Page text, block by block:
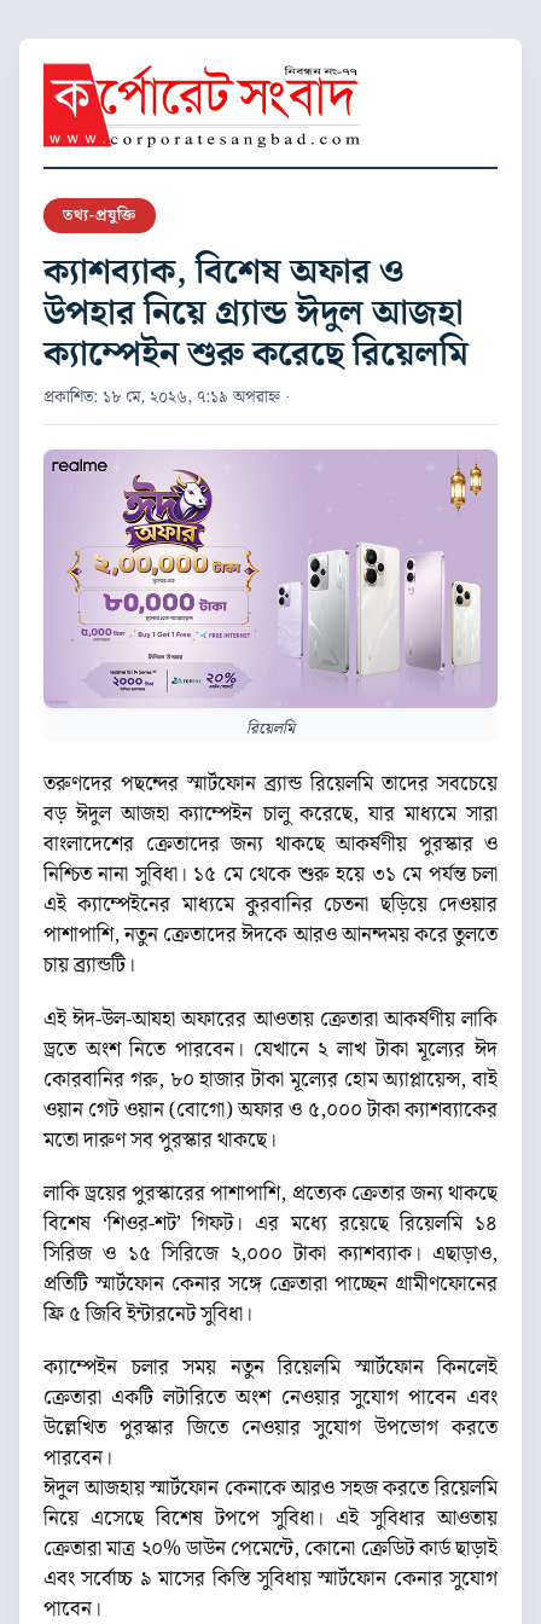
তথ্য-প্রযুক্তি
ক্যাশব্যাক, বিশেষ অফার ও
উপহার নিয়ে গ্র্যান্ড ঈদুল আজহা
ক্যাম্পেইন শুরু করেছে রিয়েলমি
প্রকাশিত: ১৮ মে, ২০২৬, ৭:১৯ অপরাহ্ন ·
রিয়েলমি
তরুণদের পছন্দের স্মার্টফোন ব্র্যান্ড রিয়েলমি তাদের সবচেয়ে
বড় ঈদুল আজহা ক্যাম্পেইন চালু করেছে, যার মাধ্যমে সারা
বাংলাদেশের ক্রেতাদের জন্য থাকছে আকর্ষণীয় পুরস্কার ও
নিশ্চিত নানা সুবিধা। ১৫ মে থেকে শুরু হয়ে ৩১ মে পর্যন্ত চলা
এই ক্যাম্পেইনের মাধ্যমে কুরবানির চেতনা ছড়িয়ে দেওয়ার
পাশাপাশি, নতুন ক্রেতাদের ঈদকে আরও আনন্দময় করে তুলতে
চায় ব্র্যান্ডটি।
এই ঈদ-উল-আযহা অফারের আওতায় ক্রেতারা আকর্ষণীয় লাকি
ড্রতে অংশ নিতে পারবেন। যেখানে ২ লাখ টাকা মূল্যের ঈদ
কোরবানির গরু, ৮০ হাজার টাকা মূল্যের হোম অ্যাপ্লায়েন্স, বাই
ওয়ান গেট ওয়ান (বোগো) অফার ও ৫,০০০ টাকা ক্যাশব্যাকের
মতো দারুণ সব পুরস্কার থাকছে।
লাকি ড্রয়ের পুরস্কারের পাশাপাশি, প্রত্যেক ক্রেতার জন্য থাকছে
বিশেষ ‘শিওর-শট’ গিফট। এর মধ্যে রয়েছে রিয়েলমি ১৪
সিরিজ ও ১৫ সিরিজে ২,০০০ টাকা ক্যাশব্যাক। এছাড়াও,
প্রতিটি স্মার্টফোন কেনার সঙ্গে ক্রেতারা পাচ্ছেন গ্রামীণফোনের
ফ্রি ৫ জিবি ইন্টারনেট সুবিধা।
ক্যাম্পেইন চলার সময় নতুন রিয়েলমি স্মার্টফোন কিনলেই
ক্রেতারা একটি লটারিতে অংশ নেওয়ার সুযোগ পাবেন এবং
উল্লেখিত পুরস্কার জিতে নেওয়ার সুযোগ উপভোগ করতে
পারবেন।
ঈদুল আজহায় স্মার্টফোন কেনাকে আরও সহজ করতে রিয়েলমি
নিয়ে এসেছে বিশেষ টপপে সুবিধা। এই সুবিধার আওতায়
ক্রেতারা মাত্র ২০% ডাউন পেমেন্টে, কোনো ক্রেডিট কার্ড ছাড়াই
এবং সর্বোচ্চ ৯ মাসের কিস্তি সুবিধায় স্মার্টফোন কেনার সুযোগ
পাবেন।